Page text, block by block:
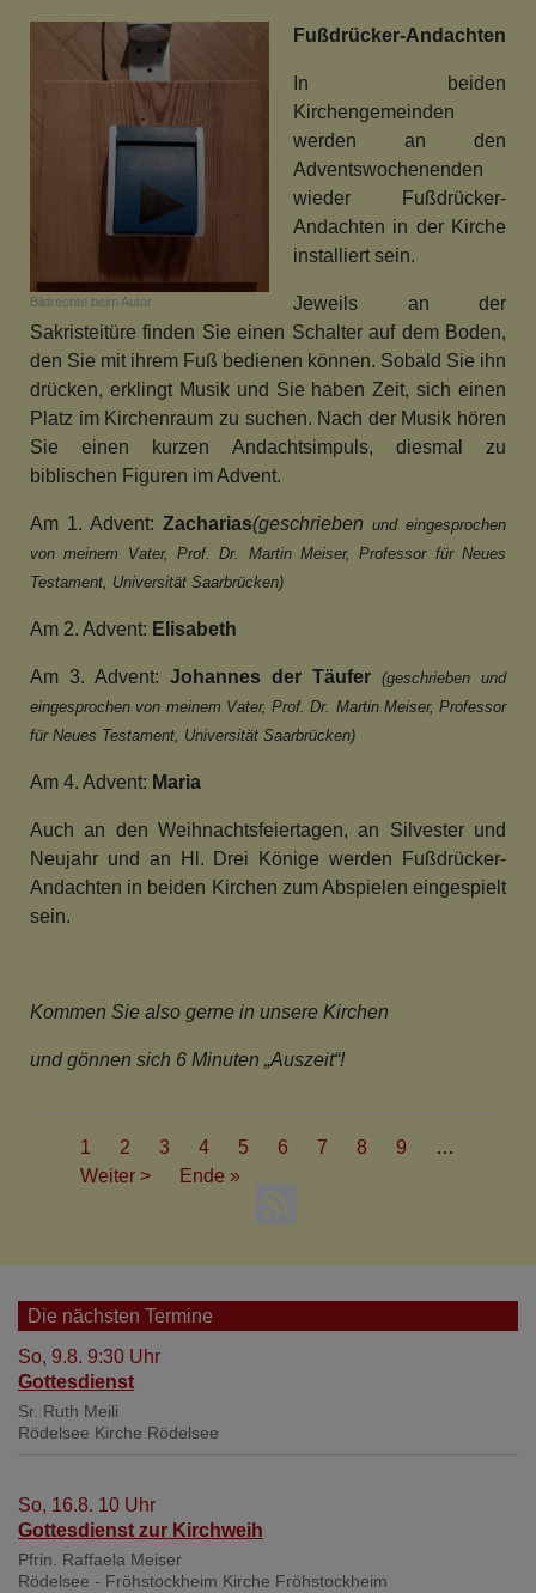
Bildrechte beim Autor
Fußdrücker-Andachten
In beiden
Kirchengemeinden
werden an den
Adventswochenenden
wieder Fußdrücker-
Andachten in der Kirche
installiert sein.
Jeweils an der
Sakristeitüre finden Sie einen Schalter auf dem Boden,
den Sie mit ihrem Fuß bedienen können. Sobald Sie ihn
drücken, erklingt Musik und Sie haben Zeit, sich einen
Platz im Kirchenraum zu suchen. Nach der Musik hören
Sie einen kurzen Andachtsimpuls, diesmal zu
biblischen Figuren im Advent.
Am 1. Advent: Zacharias(geschrieben und eingesprochen
von meinem Vater, Prof. Dr. Martin Meiser, Professor für Neues
Testament, Universität Saarbrücken)
Am 2. Advent: Elisabeth
Am 3. Advent: Johannes der Täufer (geschrieben und
eingesprochen von meinem Vater, Prof. Dr. Martin Meiser, Professor
für Neues Testament, Universität Saarbrücken)
Am 4. Advent: Maria
Auch an den Weihnachtsfeiertagen,an Silvester und
Neujahr und an Hl. Drei Könige werden
Fußdrücker-
Andachten in beiden Kirchen zum Abspielen eingespielt
sein.
Kommen Sie also gerne in unsere Kirchen
und gönnen sich 6 Minuten „Auszeit“!
Seitennummerierung
Aktuelle
Seite
1 Seite
2 Seite
3 Seite
4 Seite
5 Seite
6 Seite
7 Seite
8 Seite
9
…
Nächste
Weiter >
Last
Ende »
Die nächsten Termine
So, 9.8. 9:30 Uhr
Gottesdienst
Sr. Ruth Meili
Rödelsee Kirche Rödelsee
So, 16.8. 10 Uhr
Gottesdienst zur Kirchweih
Pfrin. Raffaela Meiser
Rödelsee - Fröhstockheim Kirche Fröhstockheim